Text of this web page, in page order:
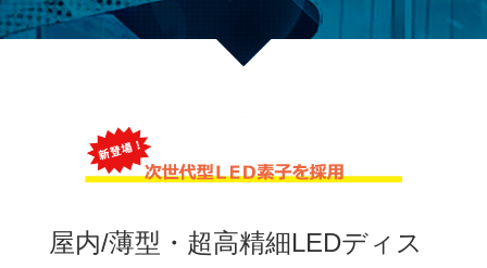
屋内/薄型・超高精細LEDディス